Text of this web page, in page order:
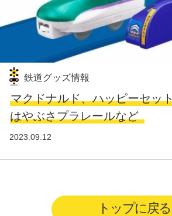
鉄道グッズ情報
マクドナルド、ハッピーセッ
はやぶさプラレールなど
2023.09.12
トップに戻る